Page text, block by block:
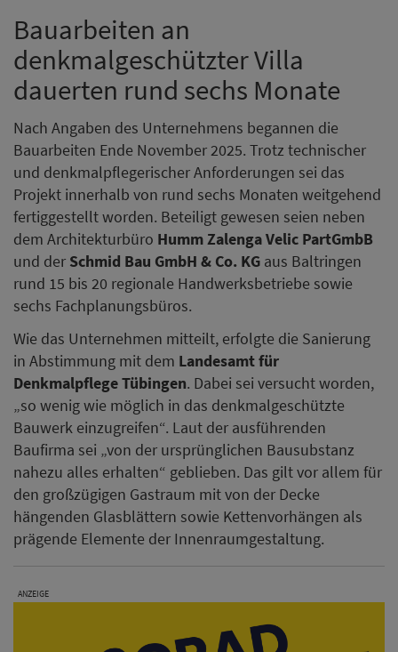
Bauarbeiten an
denkmalgeschützter Villa
dauerten rund sechs Monate
Nach Angaben des Unternehmens begannen die
Bauarbeiten Ende November 2025. Trotz technischer
und denkmalpflegerischer Anforderungen sei das
Projekt innerhalb von rund sechs Monaten weitgehend
fertiggestellt worden. Beteiligt gewesen seien neben
dem Architekturbüro Humm Zalenga Velic PartGmbB
und der Schmid Bau GmbH & Co. KG aus Baltringen
rund 15 bis 20 regionale Handwerksbetriebe sowie
sechs Fachplanungsbüros.
Wie das Unternehmen mitteilt, erfolgte die Sanierung
in Abstimmung mit dem Landesamt für
Denkmalpflege Tübingen. Dabei sei versucht worden,
„so wenig wie möglich in das denkmalgeschützte
Bauwerk einzugreifen“. Laut der ausführenden
Baufirma sei „von der ursprünglichen Bausubstanz
nahezu alles erhalten“ geblieben. Das gilt vor allem für
den großzügigen Gastraum mit von der Decke
hängenden Glasblättern sowie Kettenvorhängen als
prägende Elemente der Innenraumgestaltung.
ANZEIGE